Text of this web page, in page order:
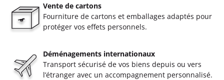
Vente de cartons
Fourniture de cartons et emballages adaptés pour
protéger vos effets personnels.
Déménagements internationaux
Transport sécurisé de vos biens depuis ou vers
l’étranger avec un accompagnement personnalisé.